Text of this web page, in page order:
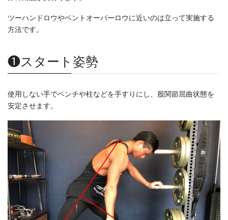
ツーハンドロウやベントオーバーロウに近いのは立って実施する
方法です。
❶スタート姿勢
使用しない手でベンチや柱などを手すりにし、股関節屈曲状態を
安定させます。